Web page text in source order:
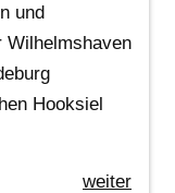
und
Wilhelmshaven
Hooksiel
weiter